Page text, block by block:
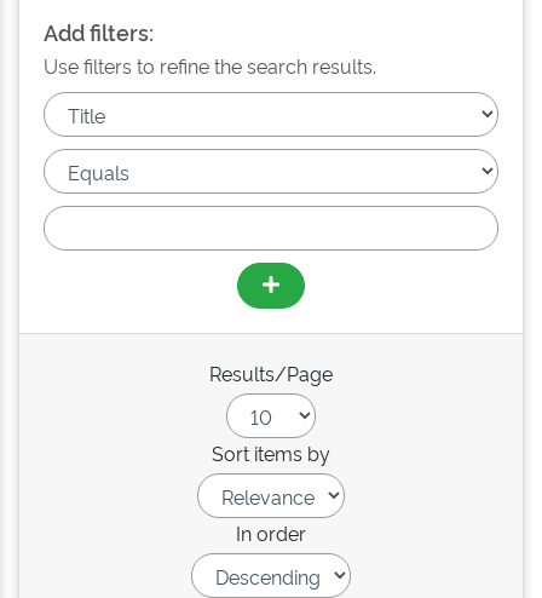
Add filters:
Use filters to refine the search results.
Results/Page
Sort items by
In order